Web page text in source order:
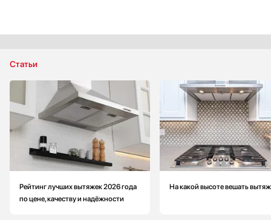
Статьи
Рейтинг лучших вытяжек 2026 года
по цене, качеству и надёжности
На какой высоте вешать